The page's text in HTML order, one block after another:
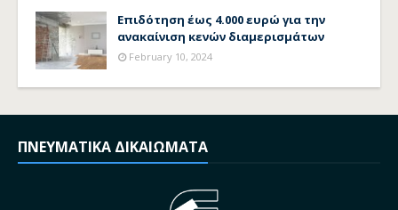
Επιδότηση έως 4.000 ευρώ για την
ανακαίνιση κενών διαμερισμάτων
February 10, 2024
ΠΝΕΥΜΑΤΙΚΑ ΔΙΚΑΙΩΜΑΤΑ